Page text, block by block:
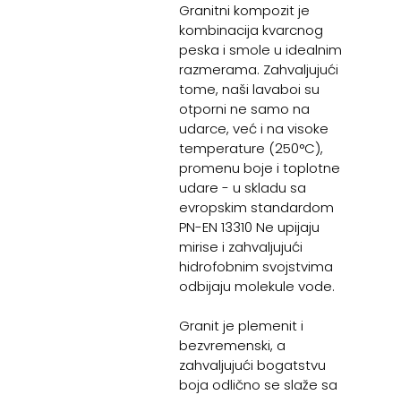
Granitni kompozit je
kombinacija kvarcnog
peska i smole u idealnim
razmerama. Zahvaljujući
tome, naši lavaboi su
otporni ne samo na
udarce, već i na visoke
temperature (250°C),
promenu boje i toplotne
udare - u skladu sa
evropskim standardom
PN-EN 13310 Ne upijaju
mirise i zahvaljujući
hidrofobnim svojstvima
odbijaju molekule vode.
Granit je plemenit i
bezvremenski, a
zahvaljujući bogatstvu
boja odlično se slaže sa